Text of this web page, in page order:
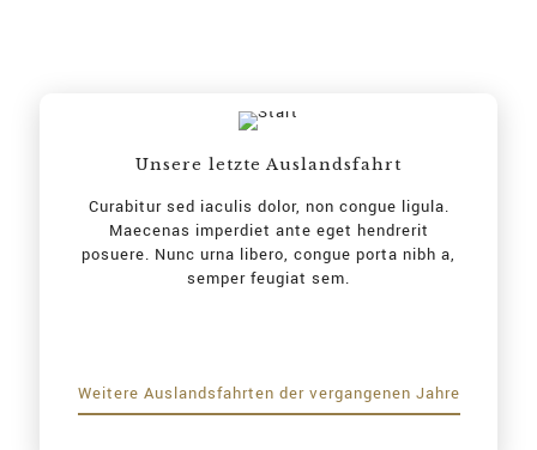
Unsere letzte Auslandsfahrt
Curabitur sed iaculis dolor, non congue ligula.
Maecenas imperdiet ante eget hendrerit
posuere. Nunc urna libero, congue porta nibh a,
semper feugiat sem.
Weitere Auslandsfahrten der vergangenen Jahre